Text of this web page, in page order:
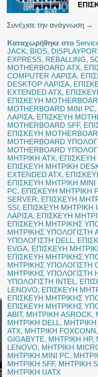
Συνέχισε την ανάγνωση →
Καταχωρήθηκε στο
JACK, BIOS,
EXPRESS, REBALLING,
MOTHERBOARD ATX,
COMPUTER ΛΑΡΙΣΑ,
DESKTOP ΛΑΡΙΣΑ,
EXTENDED ATX,
ΕΠΙΣΚΕΥΗ
MOTHERBOARD MINI PC,
ΛΑΡΙΣΑ, ΕΠΙΣΚΕΥΗ
MOTHERBOARD SFF,
ΕΠΙΣΚΕΥΗ
MOTHERBOARD
MOTHERBOARD
ΜΗΤΡΙΚΗ ATX, ΕΠΙΣΚΕΥΗ
ΕΠΙΣΚΕΥΗ ΜΗΤΡΙΚΗ
EXTENDED ATX,
ΕΠΙΣΚΕΥΗ ΜΗΤΡΙΚΗ MINI
PC, ΕΠΙΣΚΕΥΗ ΜΗΤΡΙΚΗ
SERVER, ΕΠΙΣΚΕΥΗ
SSI, ΕΠΙΣΚΕΥΗ ΜΗΤΡΙΚΗ
ΛΑΡΙΣΑ, ΕΠΙΣΚΕΥΗ
ΕΠΙΣΚΕΥΗ ΜΗΤΡΙΚΗΣ
ΜΗΤΡΙΚΗΣ ΥΠΟΛΟΓΙΣΤΗ
ΥΠΟΛΟΓΙΣΤΗ DELL,
EVGA, ΕΠΙΣΚΕΥΗ
ΕΠΙΣΚΕΥΗ ΜΗΤΡΙΚΗΣ
ΜΗΤΡΙΚΗΣ ΥΠΟΛΟΓΙΣΤΗ
ΜΗΤΡΙΚΗΣ ΥΠΟΛΟΓΙΣΤΗ
ΥΠΟΛΟΓΙΣΤΗ INTEL,
LENOVO, ΕΠΙΣΚΕΥΗ
ΕΠΙΣΚΕΥΗ ΜΗΤΡΙΚΗΣ
ΕΠΙΣΚΕΥΗ ΜΗΤΡΙΚΗΣ
ABIT, ΜΗΤΡΙΚΗ ASROCK,
ΜΗΤΡΙΚΗ DELL, ΜΗΤΡΙΚΗ
ATX, ΜΗΤΡΙΚΗ FOXCONN,
GIGABYTE, ΜΗΤΡΙΚΗ HP,
LENOVO, ΜΗΤΡΙΚΗ
ΜΗΤΡΙΚΗ MINI PC,
ΜΗΤΡΙΚΗ SFF, ΜΗΤΡΙΚΗ
ΜΗΤΡΙΚΗ UATX